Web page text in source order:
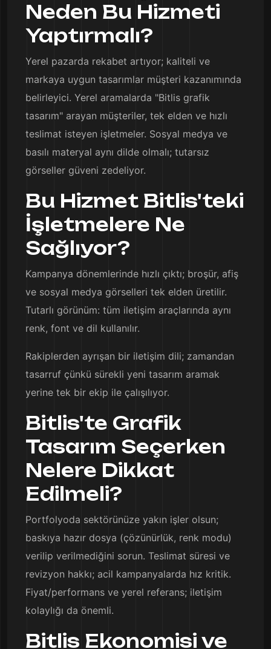
Neden Bu Hizmeti
Yaptırmalı?
Yerel pazarda rekabet artıyor; kaliteli ve
markaya uygun tasarımlar müşteri kazanımında
belirleyici. Yerel aramalarda "Bitlis grafik
tasarım" arayan müşteriler, tek elden ve hızlı
teslimat isteyen işletmeler. Sosyal medya ve
basılı materyal aynı dilde olmalı; tutarsız
görseller güveni zedeliyor.
Bu Hizmet Bitlis'teki
İşletmelere Ne
Sağlıyor?
Kampanya dönemlerinde hızlı çıktı; broşür, afiş
ve sosyal medya görselleri tek elden üretilir.
Tutarlı görünüm: tüm iletişim araçlarında aynı
renk, font ve dil kullanılır.
Rakiplerden ayrışan bir iletişim dili; zamandan
tasarruf çünkü sürekli yeni tasarım aramak
yerine tek bir ekip ile çalışılıyor.
Bitlis'te Grafik
Tasarım Seçerken
Nelere Dikkat
Edilmeli?
Portfolyoda sektörünüze yakın işler olsun;
baskıya hazır dosya (çözünürlük, renk modu)
verilip verilmediğini sorun. Teslimat süresi ve
revizyon hakkı; acil kampanyalarda hız kritik.
Fiyat/performans ve yerel referans; iletişim
kolaylığı da önemli.
Bitlis Ekonomisi ve